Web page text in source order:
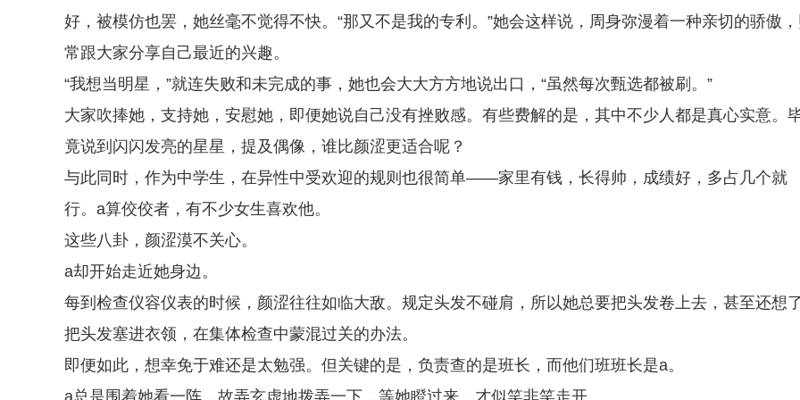
好，被模仿也罢，她丝毫不觉得不快。“那又不是我的专利。”她会这样说，周身弥漫着一种亲切的骄傲，
常跟大家分享自己最近的兴趣。
“我想当明星，”就连失败和未完成的事，她也会大大方方地说出口，“虽然每次甄选都被刷。”
大家吹捧她，支持她，安慰她，即便她说自己没有挫败感。有些费解的是，其中不少人都是真心实意。
竟说到闪闪发亮的星星，提及偶像，谁比颜涩更适合呢？
与此同时，作为中学生，在异性中受欢迎的规则也很简单——家里有钱，长得帅，成绩好，多占几个就
行。a算佼佼者，有不少女生喜欢他。
这些八卦，颜涩漠不关心。
a却开始走近她身边。
每到检查仪容仪表的时候，颜涩往往如临大敌。规定头发不碰肩，所以她总要把头发卷上去，甚至还想
把头发塞进衣领，在集体检查中蒙混过关的办法。
即便如此，想幸免于难还是太勉强。但关键的是，负责查的是班长，而他们班班长是a。
a总是围着她看一阵，故弄玄虚地拨弄一下，等她瞪过来，才似笑非笑走开。